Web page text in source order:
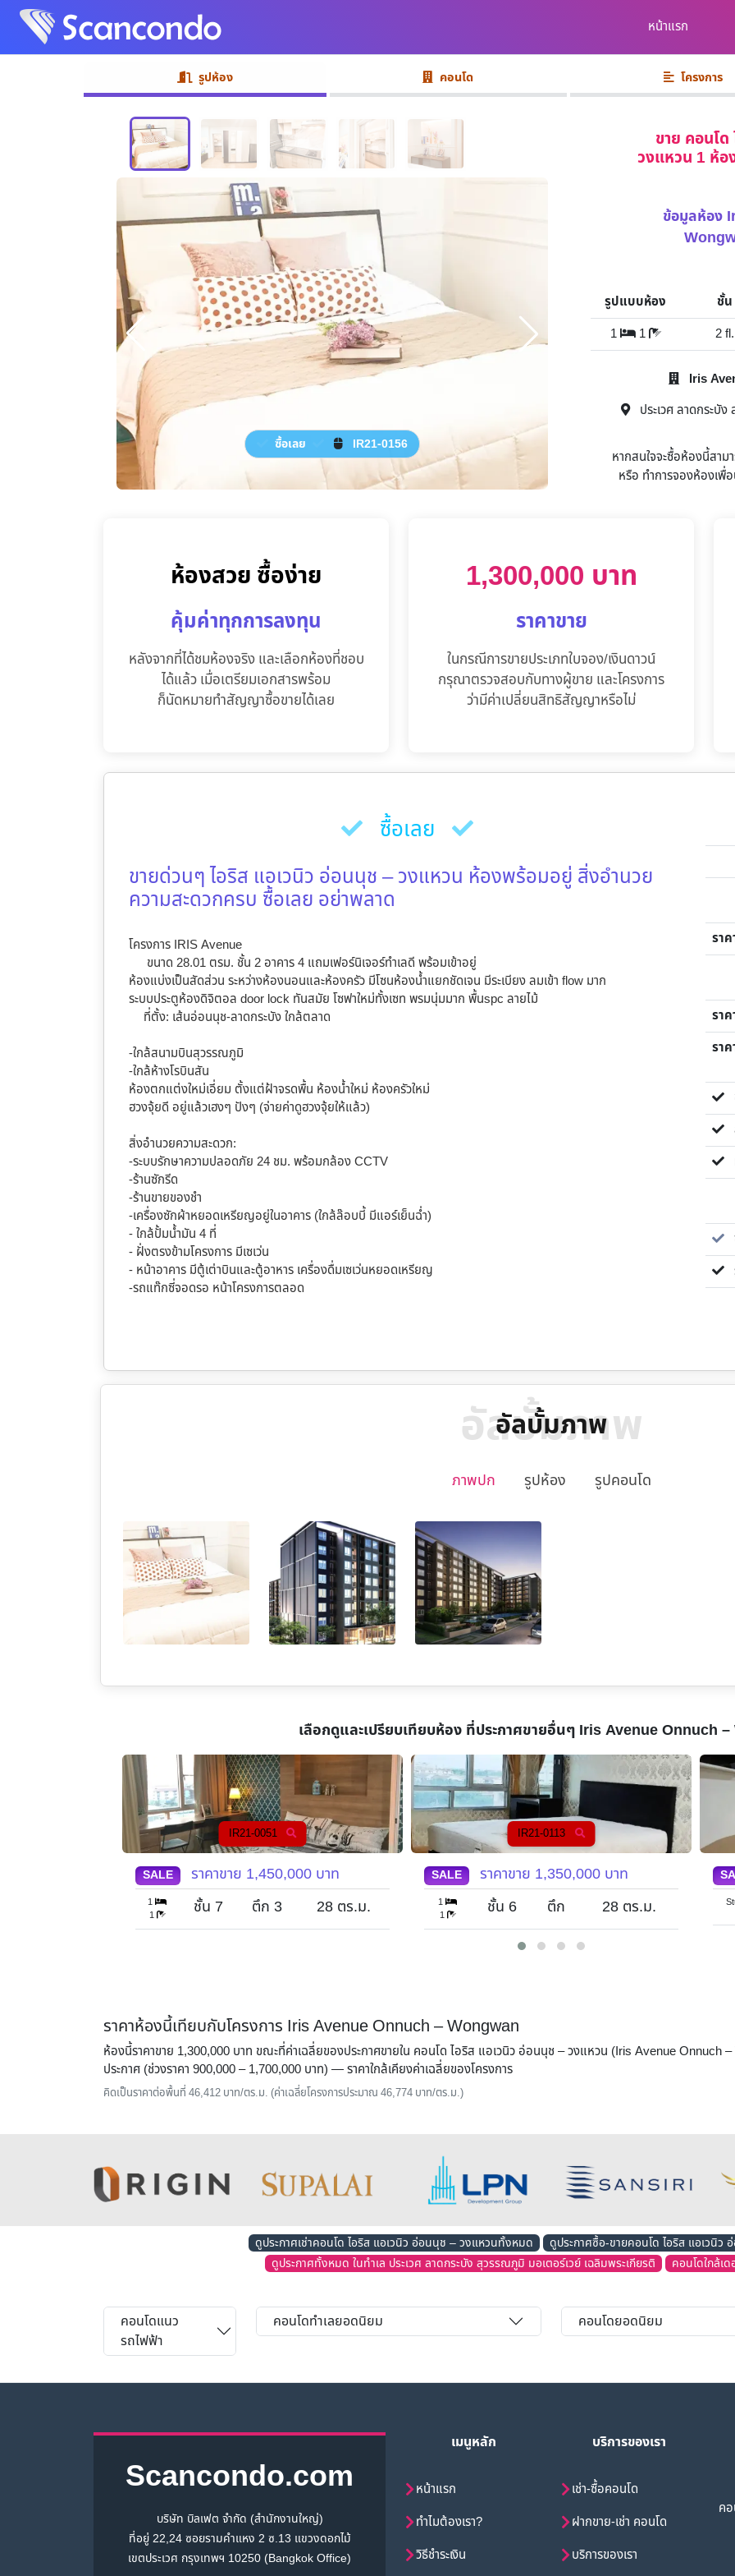
หน้าแรก
รูปห้อง คอนโด โครงการ
ซื้อเลย IR21-0156
ขาย คอนโ
วงแหวน 1 ห้อ
ข้อมูลห้อง
รูปแบบห้อง ชั้น
1
1 2 fl.
Iris
ประเวศ ลาดกระบั
หากสนใจจะซื้อห้องนี้สาม
หรือ ทำการจองห้องเพื่
ห้องสวย ซื้อง่าย
คุ้มค่าทุกการลงทุน
หลังจากที่ได้ชมห้องจริง และเลือกห้องที่ชอบ
ได้แล้ว เมื่อเตรียมเอกสารพร้อม
ก็นัดหมายทำสัญญาซื้อขายได้เลย
1,300,000 บาท
ราคาขาย
ในกรณีการขายประเภทใบจอง/เงินดาวน์
กรุณาตรวจสอบกับทางผู้ขาย และโครงการ
ว่ามีค่าเปลี่ยนสิทธิสัญญาหรือไม่
ซื้อเลย
ขายด่วนๆ ไอริส แอเวนิว อ่อนนุช – วงแหวน ห้องพร้อมอยู่ สิ่งอำนวย
ความสะดวกครบ ซื้อเลย อย่าพลาด
โครงการ IRIS Avenue
ขนาด 28.01 ตรม. ชั้น 2 อาคาร 4 แถมเฟอร์นิเจอร์ทำเลดี พร้อมเข้าอยู่
ห้องแบ่งเป็นสัดส่วน ระหว่างห้องนอนและห้องครัว มีโซนห้องน้ำแยกชัดเจน มีระเบียง ลมเข้า flow มาก
ระบบประตูห้องดิจิตอล door lock ทันสมัย โซฟาใหม่ทั้งเซท พรมนุ่มมาก พื้นspc ลายไม้
ที่ตั้ง: เส้นอ่อนนุช-ลาดกระบัง ใกล้ตลาด
-ใกล้สนามบินสุวรรณภูมิ
-ใกล้ห้างโรบินสัน
ห้องตกแต่งใหม่เอี่ยม ตั้งแต่ฝ้าจรดพื้น ห้องน้ำใหม่ ห้องครัวใหม่
ฮวงจุ้ยดี อยู่แล้วเฮงๆ ปังๆ (จ่ายค่าดูฮวงจุ้ยให้แล้ว)
สิ่งอำนวยความสะดวก:
-ระบบรักษาความปลอดภัย 24 ชม. พร้อมกล้อง CCTV
-ร้านซักรีด
-ร้านขายของชำ
-เครื่องซักผ้าหยอดเหรียญอยู่ในอาคาร (ใกล้ล๊อบบี้ มีแอร์เย็นฉ่ำ)
- ใกล้ปั้มน้ำมัน 4 ที่
- ฝั่งตรงข้ามโครงการ มีเซเว่น
- หน้าอาคาร มีตู้เต่าบินและตู้อาหาร เครื่องดื่มเซเว่นหยอดเหรียญ
-รถแท๊กซี่จอดรอ หน้าโครงการตลอด
รา
รา
รา
ข
สิ
ห้
รู
อัลบั้มภาพ
อัลบั้มภาพ
ภาพปก รูปห้อง รูปคอนโด
เลือกดูและเปรียบเทียบห้อง ที่ประกาศขายอื่นๆ Iris Avenue Onnuch
IR21-0113
SALE ราคาขาย 1,350,000บาท
1
1
ชั้น 6 ตึก 28 ตร.ม.
IR21-0114
SALE ราคาขาย 1,300,000บาท
Studio ชั้น 5 ตึก 5 28ตร.ม.
ราคาห้องนี้เทียบกับโครงการ Iris Avenue Onnuch – Wongwan
ห้องนี้ราคาขาย 1,300,000 บาท ขณะที่ค่าเฉลี่ยของประกาศขายใน คอนโด ไอริส แอเวนิว อ่อนนุช – วงแหวน (Iris Avenue
ประกาศ (ช่วงราคา 900,000 – 1,700,000 บาท) — ราคาใกล้เคียงค่าเฉลี่ยของโครงการ
คิดเป็นราคาต่อพื้นที่ 46,412 บาท/ตร.ม. (ค่าเฉลี่ยโครงการประมาณ 46,774 บาท/ตร.ม.)
ดูประกาศเช่าคอนโด ไอริส แอเวนิว อ่อนนุช – วงแหวนทั้งหมด
ดูประกาศซื้อ-ขายคอนโด ไอริส แอเวนิ
ดูประกาศทั้งหมด ในทำเล ประเวศ ลาดกระบัง สุวรรณภูมิ มอเตอร์เวย์ เฉลิมพระเกียรติ
คอนโดใกล้เ
คอนโดแนว
รถไฟฟ้า
คอนโดทำเลยอดนิยม คอนโดยอดนิยม
Scancondo.com
บริษัท บิลเฟต จำกัด (สำนักงานใหญ่)
ที่อยู่ 22,24 ซอยรามคำแหง 2 ซ.13 แขวงดอกไม้
เขตประเวศ กรุงเทพฯ 10250 (Bangkok Office)
เมนูหลัก
หน้าแรก
ทำไมต้องเรา?
วิธีชำระเงิน
บริการของเรา
เช่า-ซื้อคอนโด
ฝากขาย-เช่า คอนโด
บริการของเรา
ค